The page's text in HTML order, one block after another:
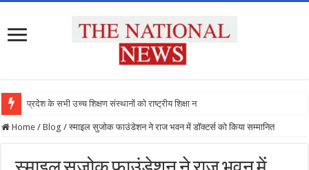
प्रदेश के सभी उच्च शिक्षण संस्थानों को राष्ट्रीय शिक्षा नीति क
Home / Blog / स्माइल सुजोक फाउंडेशन ने राज भवन में डॉक्टर्स को किया सम्मानित